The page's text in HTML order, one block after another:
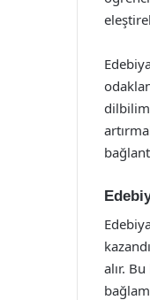
alır.